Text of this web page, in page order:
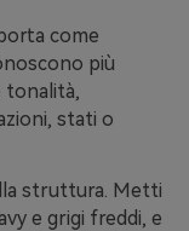
come
più
tonalità,
stati o
struttura. Metti
e grigi freddi, e